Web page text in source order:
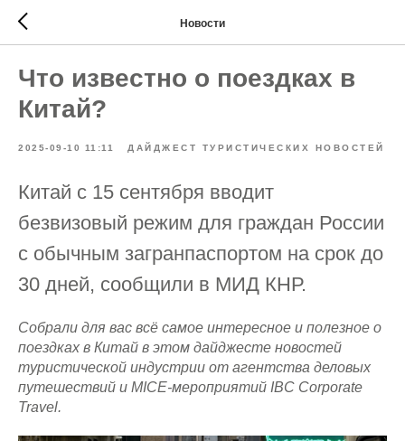
Новости
Что известно о поездках в
Китай?
2025-09-10 11:11 ДАЙДЖЕСТ ТУРИСТИЧЕСКИХ НОВОСТЕЙ
Китай с 15 сентября вводит
безвизовый режим для граждан России
с обычным загранпаспортом на срок до
30 дней, сообщили в МИД КНР.
Собрали для вас всё самое интересное и полезное о
поездках в Китай в этом дайджесте новостей
туристической индустрии от агентства деловых
путешествий и MICE-мероприятий IBC Corporate
Travel.